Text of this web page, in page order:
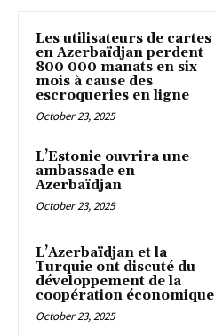
Les utilisateurs de cartes
en Azerbaïdjan perdent
800 000 manats en six
mois à cause des
escroqueries en ligne
October 23, 2025
L’Estonie ouvrira une
ambassade en
Azerbaïdjan
October 23, 2025
L’Azerbaïdjan et la
Turquie ont discuté du
développement de la
coopération économique
October 23, 2025